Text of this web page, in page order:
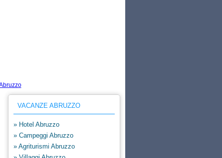
VACANZE ABRUZZO
» Hotel Abruzzo
» Campeggi Abruzzo
» Agriturismi Abruzzo